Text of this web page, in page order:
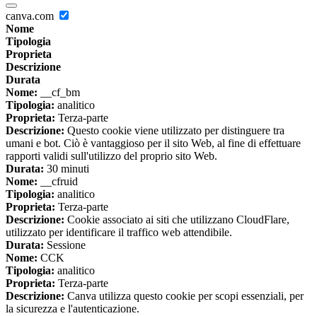
canva.com
Nome
Tipologia
Proprieta
Descrizione
Durata
Nome: __cf_bm
Tipologia: analitico
Proprieta: Terza-parte
Descrizione: Questo cookie viene utilizzato per distinguere tra
umani e bot. Ciò è vantaggioso per il sito Web, al fine di effettuare
rapporti validi sull'utilizzo del proprio sito Web.
Durata: 30 minuti
Nome: __cfruid
Tipologia: analitico
Proprieta: Terza-parte
Descrizione: Cookie associato ai siti che utilizzano CloudFlare,
utilizzato per identificare il traffico web attendibile.
Durata: Sessione
Nome: CCK
Tipologia: analitico
Proprieta: Terza-parte
Descrizione: Canva utilizza questo cookie per scopi essenziali, per
la sicurezza e l'autenticazione.